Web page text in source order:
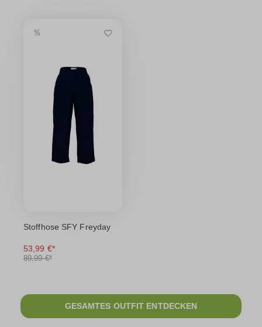
Stoffhose SFY Freyday
53,99 €*
89,99 €*
GESAMTES OUTFIT ENTDECKEN